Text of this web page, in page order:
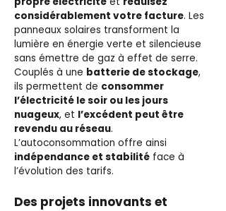
considérablement votre facture. Les
panneaux solaires transforment la
lumière en énergie verte et silencieuse
sans émettre de gaz à effet de serre.
Couplés à une batterie de stockage,
ils permettent de consommer
l’électricité le soir ou les jours
nuageux, et l’excédent peut être
revendu au réseau.
L’autoconsommation offre ainsi
indépendance et stabilité face à
l’évolution des tarifs.
Des projets innovants et